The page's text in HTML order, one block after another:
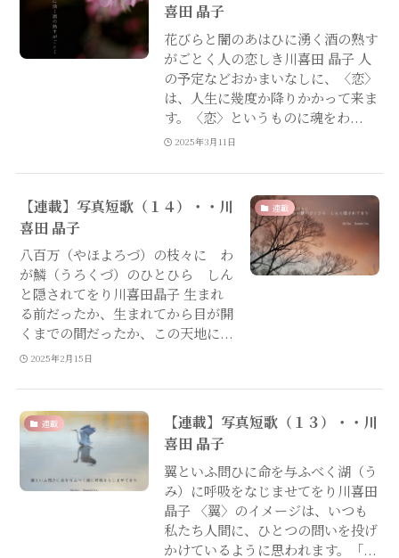
喜田 晶子
花びらと闇のあはひに湧く酒の熟す
がごとく人の恋しき川喜田 晶子 人
の予定などおかまいなしに、〈恋〉
は、人生に幾度か降りかかって来ま
す。〈恋〉というものに魂をわ...
2025年3月11日
連載
【連載】写真短歌（１４）・・川
喜田 晶子
八百万（やほよろづ）の枝々に わ
が鱗（うろくづ）のひとひら しん
と隠されてをり川喜田晶子 生まれ
る前だったか、生まれてから目が開
くまでの間だったか、この天地に...
2025年2月15日
連載
【連載】写真短歌（１３）・・川
喜田 晶子
翼といふ問ひに命を与ふべく湖（う
み）に呼吸をなじませてをり川喜田
晶子 〈翼〉のイメージは、いつも
私たち人間に、ひとつの問いを投げ
かけているように思われます。「...